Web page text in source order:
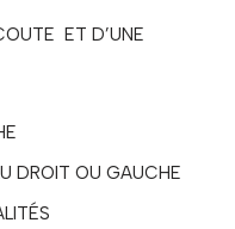
ET D’UNE
DROIT OU GAUCHE